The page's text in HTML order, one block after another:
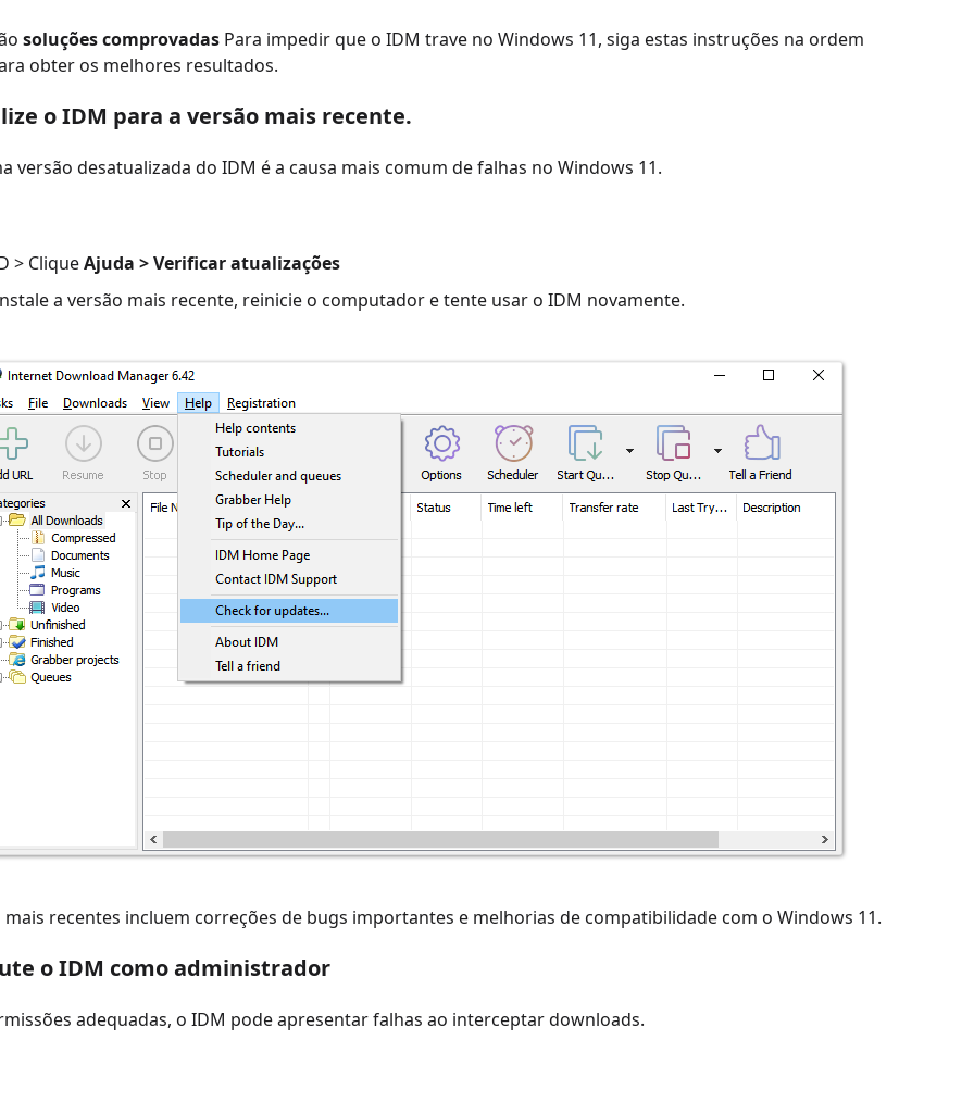
soluções comprovadas Para impedir que o IDM trave no Windows 11, siga estas instruções na ordem
obter os melhores resultados.
o IDM para a versão mais recente.
versão desatualizada do IDM é a causa mais comum de falhas no Windows 11.
> CliqueAjuda > Verificar atualizações
a versão mais recente, reinicie o computador e tente usar o IDM novamente.
mais recentes incluem correções de bugs importantes e melhorias de compatibilidade com o Windows 11.
o IDM como administrador
adequadas, o IDM pode apresentar falhas ao interceptar downloads.